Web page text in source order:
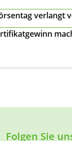
verlangt
Folgen Sie